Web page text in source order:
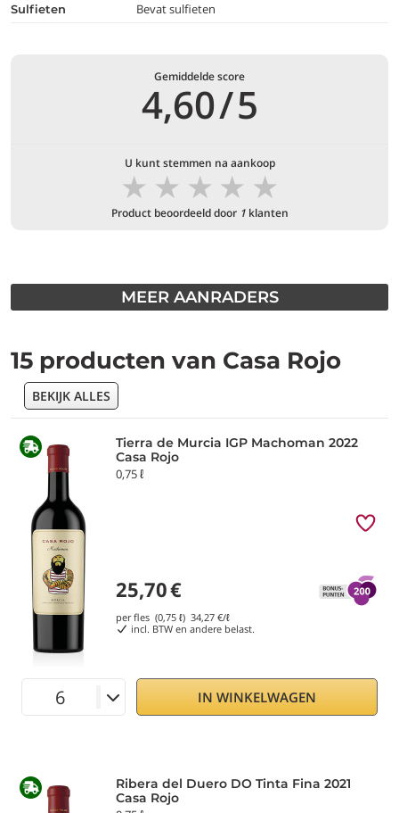
Sulfieten Bevat sulfieten
Gemiddelde score
4,60/5
U kunt stemmen na aankoop
★
★
★
★
★
Product beoordeeld door 1klanten
MEER AANRADERS
15 producten van Casa Rojo
BEKIJK ALLES
Tierra de Murcia IGP Machoman 2022
Casa Rojo
0,75 ℓ
25,70€
per fles (0,75 ℓ) 34,27 €/ℓ
incl. BTW en andere belast.
IN WINKELWAGEN
Ribera del Duero DO Tinta Fina 2021
Casa Rojo